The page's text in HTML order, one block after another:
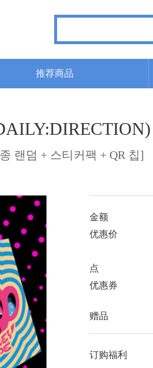
推荐商品
랜덤 + 스티커팩 + QR 칩]
金额
优惠价
点
优惠券
赠品
订购福利